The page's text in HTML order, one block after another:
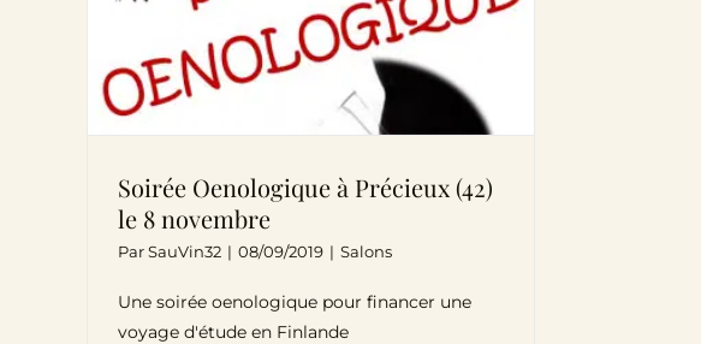
Soirée Oenologique à Précieux (42)
le 8 novembre
ParSauVin32 | 08/09/2019 | Salons
Une soirée oenologique pour financer une
voyage d'étude en Finlande